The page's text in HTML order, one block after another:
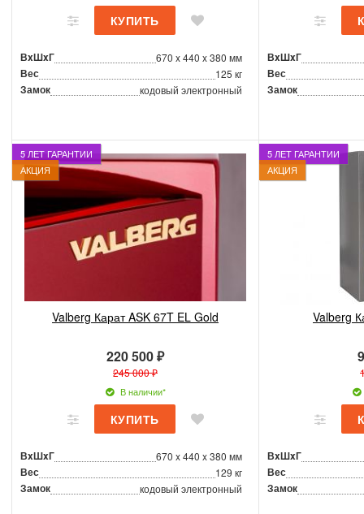
ВxШxГ 670 x 440 x 380 мм
Вес 125 кг
Замок кодовый электронный
ВxШxГ
Вес
Замок
5 ЛЕТ ГАРАНТИИ
АКЦИЯ
Valberg Карат ASK 67T EL Gold
220 500 ₽
245 000 ₽
В наличии*
ВxШxГ 670 x 440 x 380 мм
Вес 129 кг
Замок кодовый электронный
5 ЛЕТ ГАРАНТИИ
АКЦИЯ
Valberg
ВxШxГ
Вес
Замок